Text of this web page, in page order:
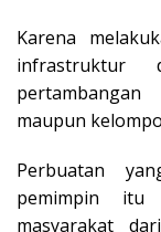
Karena
infrastruktur
maupun
Perbuatan
pemimpin itu
masyarakat